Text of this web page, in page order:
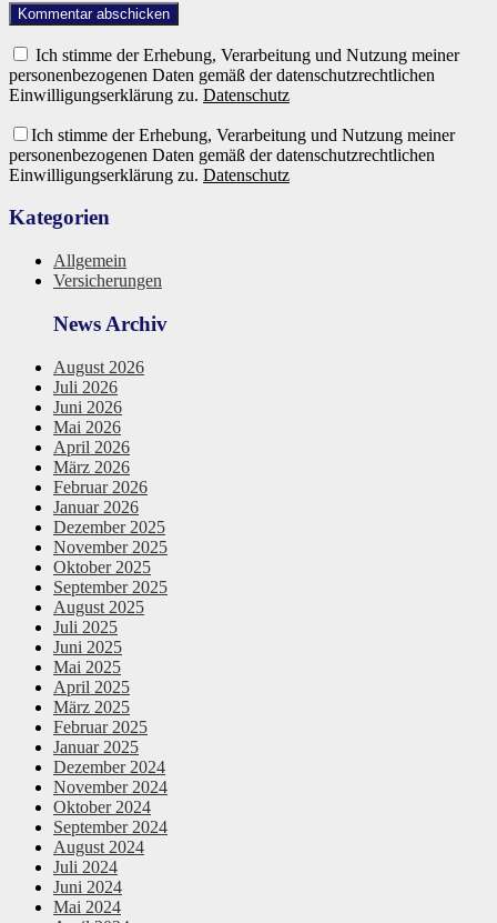
Ich stimme der Erhebung, Verarbeitung und Nutzung meiner
personenbezogenen Daten gemäß der datenschutzrechtlichen
Einwilligungserklärung zu. Datenschutz
Ich stimme der Erhebung, Verarbeitung und Nutzung meiner
personenbezogenen Daten gemäß der datenschutzrechtlichen
Einwilligungserklärung zu. Datenschutz
Kategorien
Allgemein
Versicherungen
News Archiv
August 2026
Juli 2026
Juni 2026
Mai 2026
April 2026
März 2026
Februar 2026
Januar 2026
Dezember 2025
November 2025
Oktober 2025
September 2025
August 2025
Juli 2025
Juni 2025
Mai 2025
April 2025
März 2025
Februar 2025
Januar 2025
Dezember 2024
November 2024
Oktober 2024
September 2024
August 2024
Juli 2024
Juni 2024
Mai 2024